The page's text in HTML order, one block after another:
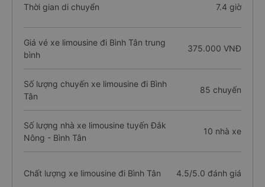
Thời gian di chuyển 7.4 giờ
Giá vé xe limousine đi Bình Tân trung
bình
375.000 VNĐ
Số lượng chuyến xe limousine đi Bình
Tân
85 chuyến
Số lượng nhà xe limousine tuyến Đắk
Nông - Bình Tân
10 nhà xe
Chất lượng xe limousine đi Bình Tân 4.5/5.0 đánh giá